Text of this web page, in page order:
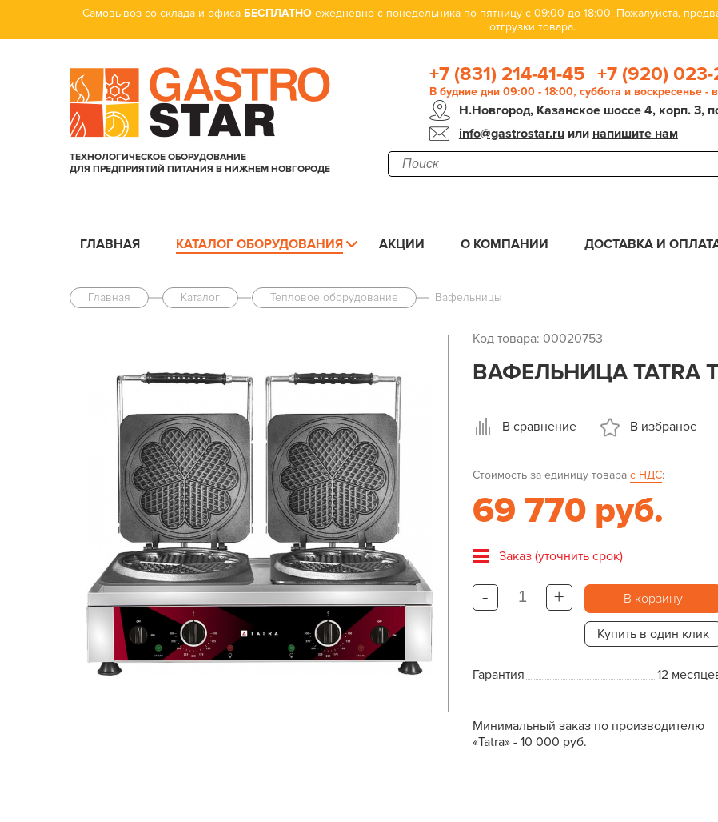
Самовывоз со склада и офиса БЕСПЛАТНО ежедневно с понедельника по пятницу с 09:00 до 18:00. Пожалуйста,
отгрузки товара.
ТЕХНОЛОГИЧЕСКОЕ ОБОРУДОВАНИЕ
ДЛЯ ПРЕДПРИЯТИЙ ПИТАНИЯ В НИЖНЕМ НОВГОРОДЕ
+7 (831) 214-41-45 +7 (920) 023-
В будние дни 09:00 - 18:00, суббота и воскресенье -
Н.Новгород, Казанское шоссе 4, корп. 3,
info@gastrostar.ruили напишите нам
ГЛАВНАЯ КАТАЛОГ ОБОРУДОВАНИЯ АКЦИИ О КОМПАНИИ ДОСТАВКА И
Главная Каталог Тепловое оборудование Вафельницы
Код товара: 00020753
ВАФЕЛЬНИЦА TATRA
В сравнение В избраное
Стоимость за единицу товара с НДС:
69 770 руб.
Заказ (уточнить срок)
- + В корзину
Купить в один клик
Гарантия 12
Минимальный заказ по производителю
«Tatra» - 10 000 руб.